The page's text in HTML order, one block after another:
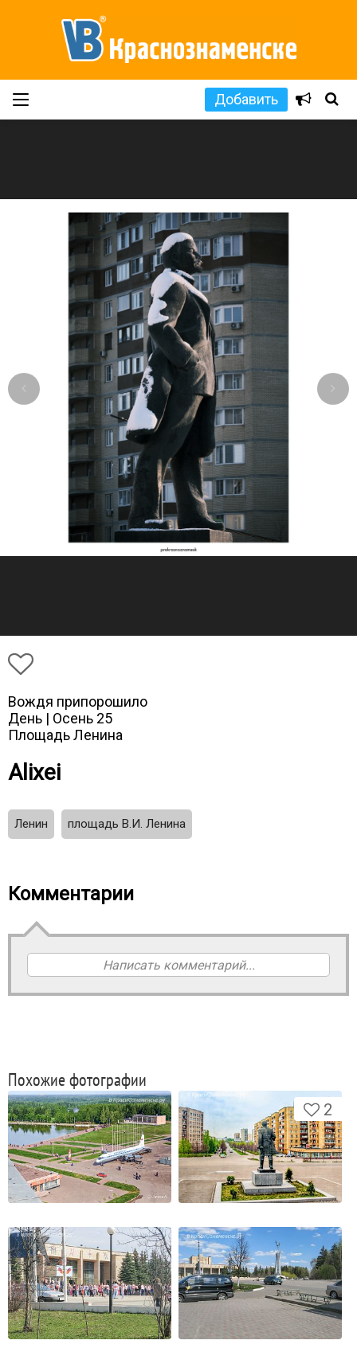
Добавить
Вождя припорошило
День | Осень 25
Площадь Ленина
Alixei
Ленин площадь В.И. Ленина
Комментарии
Написать комментарий...
Похожие фотографии
2